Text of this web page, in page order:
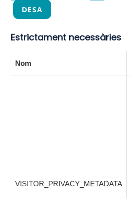
DESA
Estrictament necessàries
Nom
VISITOR_PRIVACY_METADATA